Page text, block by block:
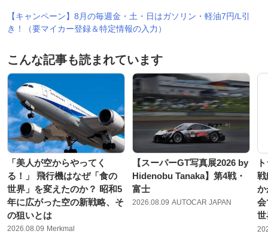
【キャンペーン】8月の毎週金・土・日はガソリン・軽油7円/L引
き！（要マイカー登録＆特定情報の入力）
こんな記事も読まれています
「美人が空からやってく
る！」 飛行機はなぜ「食の
世界」を変えたのか？ 昭和5
年に広がった空の新戦略、そ
の狙いとは
2026.08.09 Merkmal
【スーパーGT写真展2026 by
Hidenobu Tanaka】第4戦・
富士
2026.08.09 AUTOCAR JAPAN
戦
会
世